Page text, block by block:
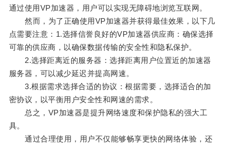
通过使用VP加速器，用户可以实现无障碍地浏览互联网。
然而，为了正确使用VP加速器并获得最佳效果，以下几
点需要注意：1.选择信誉良好的VP加速器供应商：确保选择
可靠的供应商，以确保数据传输的安全性和隐私保护。
2.选择距离近的服务器：选择距离用户位置近的加速器
服务器，可以减少延迟并提高网速。
3.根据需求选择合适的协议：根据需要，选择适合的加
密协议，以平衡用户安全性和网速的需求。
总之，VP加速器是提升网络速度和保护隐私的强大工
具。
通过合理使用，用户不仅能够畅享更快的网络体验，还